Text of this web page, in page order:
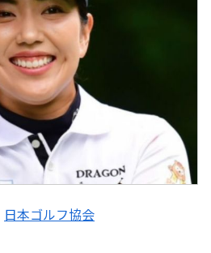
日本ゴルフ協会